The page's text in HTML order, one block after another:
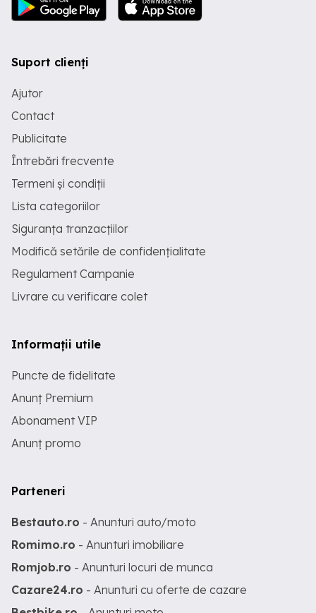
Suport clienți
Ajutor
Contact
Publicitate
Întrebări frecvente
Termeni și condiții
Lista categoriilor
Siguranța tranzacțiilor
Modifică setările de confidențialitate
Regulament Campanie
Livrare cu verificare colet
Informații utile
Puncte de fidelitate
Anunț Premium
Abonament VIP
Anunț promo
Parteneri
Bestauto.ro - Anunturi auto/moto
Romimo.ro - Anunturi imobiliare
Romjob.ro - Anunturi locuri de munca
Cazare24.ro - Anunturi cu oferte de cazare